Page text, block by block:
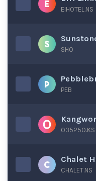
EIHOTEL.NS
SHO
PEB
035250.KS
Chalet
CHALET.NS